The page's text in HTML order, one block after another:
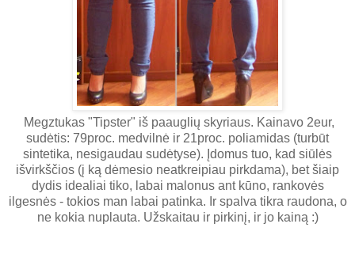
Megztukas "Tipster" iš paauglių skyriaus. Kainavo 2eur,
sudėtis: 79proc. medvilnė ir 21proc. poliamidas (turbūt
sintetika, nesigaudau sudėtyse). Įdomus tuo, kad siūlės
išvirkščios (į ką dėmesio neatkreipiau pirkdama), bet šiaip
dydis idealiai tiko, labai malonus ant kūno, rankovės
ilgesnės - tokios man labai patinka. Ir spalva tikra raudona, o
ne kokia nuplauta. Užskaitau ir pirkinį, ir jo kainą :)